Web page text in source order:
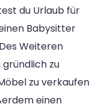
du Urlaub für
Babysitter
Weiteren
zu
zu verkaufen
einen